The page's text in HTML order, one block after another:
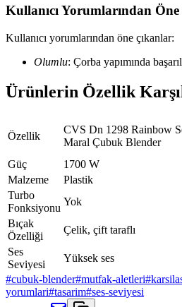
Kullanıcı Yorumlarından
Kullanıcı yorumlarından öne çıkanlar:
Olumlu: Çorba yapımında
Ürünlerin Özellik
Özellik
CVS Dn 1298 Rainbow
Maral Çubuk Blender
Güç
1700 W
Malzeme
Plastik
Turbo
Fonksiyonu
Yok
Bıçak
Özelliği
Çelik, çift taraflı
Ses
Seviyesi
Yüksek ses
#cubuk-blender#mutfak-aletleri#
yorumlari#tasarim#ses-seviyesi